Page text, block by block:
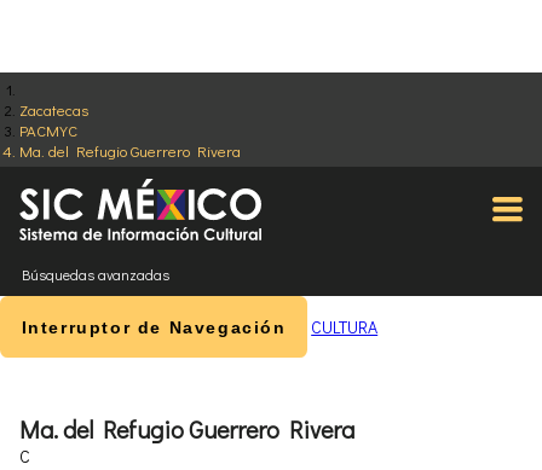
Zacatecas
PACMYC
Ma. del Refugio Guerrero Rivera
Búsquedas avanzadas
Interruptor de Navegación CULTURA
Ma. del Refugio Guerrero Rivera
C